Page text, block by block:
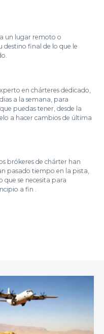
un lugar remoto o
destino final de lo que le
en chárteres dedicado,
a la semana, para
puedas tener, desde la
a hacer cambios de última
brókeres de chárter han
pasado tiempo en la pista,
que se necesita para
a fin .